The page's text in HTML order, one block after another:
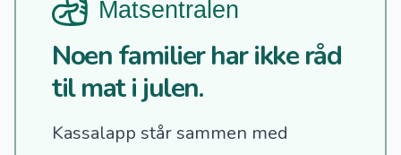
Noen familier har ikke råd
til mat i julen.
Kassalapp står sammen med